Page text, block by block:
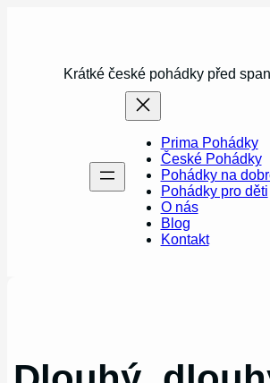
Krátké české pohádky před
Prima Pohádky
České Pohádky
Pohádky na
Pohádky pro děti
O nás
Blog
Kontakt